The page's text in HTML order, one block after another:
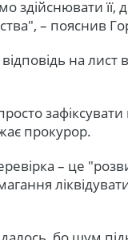
здійснювати
– пояснив
на лист
зафіксувати
прокурор.
– це